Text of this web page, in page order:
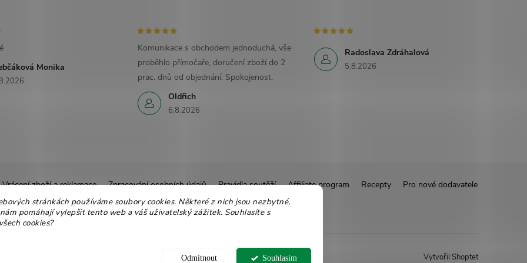
stránkách používáme soubory cookies. Některé z nich jsou nezbytné,
pomáhají vylepšit tento web a váš uživatelský zážitek. Souhlasíte s
cookies?
Odmítnout Souhlasím
Monika
Oldřich
6.8.2026
Komunikace s obchodem jednoduchá, vše
proběhlo přímočaře, doručení zboží do 2
prac. dnů od objednání. Spokojenost.
Radoslava Zdráhalová
5.8.2026
Vrácení zboží a reklamace Zpracování osobních údajů Pravidla soutěží Affiliate program Recepty
Pro nové dodavatele
Ekologické balení
Moje objednávka
Vytvořil Shoptet